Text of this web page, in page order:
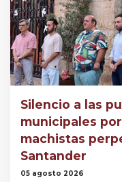
Silencio a las
municipales
machistas
Santander
05 agosto 2026